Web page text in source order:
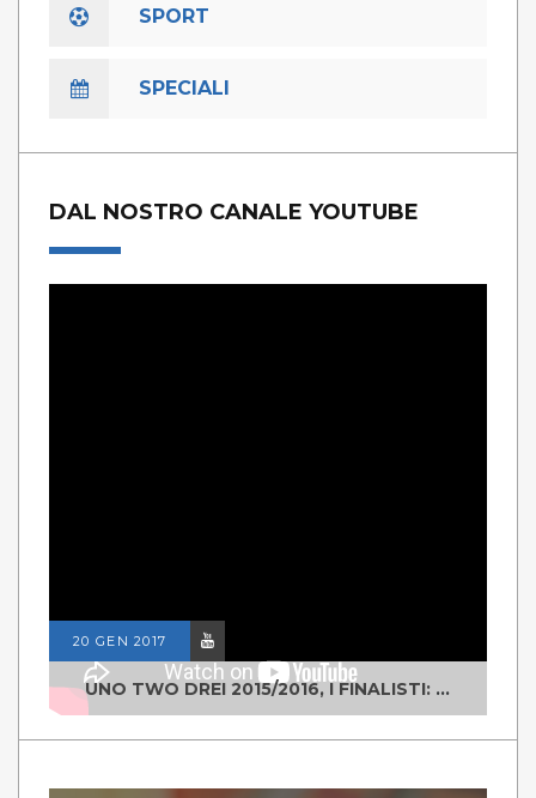
SPORT
SPECIALI
DAL NOSTRO CANALE YOUTUBE
20 GEN 2017
UNO TWO DREI 2015/2016, I FINALISTI: CLASSE IV ALS ISTITUTO "DEGASPERI" BORGO VALSUGANA